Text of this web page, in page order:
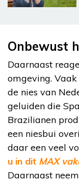
Onbewust
Daarnaast
omgeving.
de nies van
geluiden die
Brazilianen
een niesbui
daar een veel
u in dit MAX
Daarnaast